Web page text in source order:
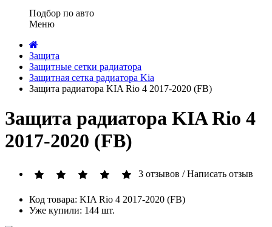
Подбор по авто
Меню
Защита
Защитные сетки радиатора
Защитная сетка радиатора Kia
Защита радиатора KIA Rio 4 2017-2020 (FB)
Защита радиатора KIA Rio 4
2017-2020 (FB)
3 отзывов /Написать отзыв
Код товара: KIA Rio 4 2017-2020 (FB)
Уже купили: 144 шт.